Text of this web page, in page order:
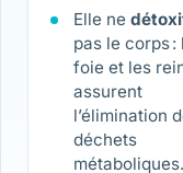
Elle ne
pas le corps :
foie et les
assurent
l’élimination
déchets
métaboliques.